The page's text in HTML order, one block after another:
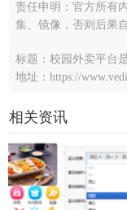
责任申明：官方所有
集、镜像，否则后果
标题：校园外卖平台
地址：https://
相关资讯